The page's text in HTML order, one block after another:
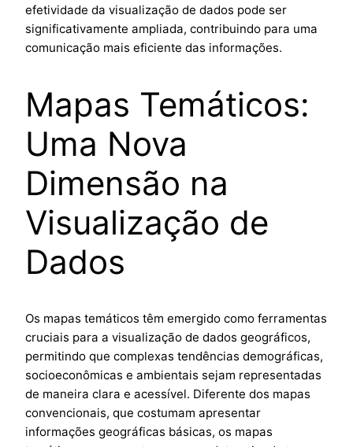
efetividade da visualização de dados pode ser
significativamente ampliada, contribuindo para uma
comunicação mais eficiente das informações.
Mapas Temáticos:
Uma Nova
Dimensão na
Visualização de
Dados
Os mapas temáticos têm emergido como ferramentas
cruciais para a visualização de dados geográficos,
permitindo que complexas tendências demográficas,
socioeconômicas e ambientais sejam representadas
de maneira clara e acessível. Diferente dos mapas
convencionais, que costumam apresentar
informações geográficas básicas, os mapas